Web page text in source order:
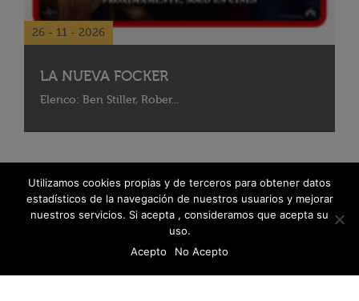
26 - 11 - 2026
LA NUEVA FOCKER
Elenco: Ben Stiller, Rober...
© 2026 Fanáticos del Cine - Todos los derechos reservados
Utilizamos cookies propias y de terceros para obtener datos
estadísticos de la navegación de nuestros usuarios y mejorar
nuestros servicios. Si acepta , consideramos que acepta su
uso.
Acepto
No Acepto